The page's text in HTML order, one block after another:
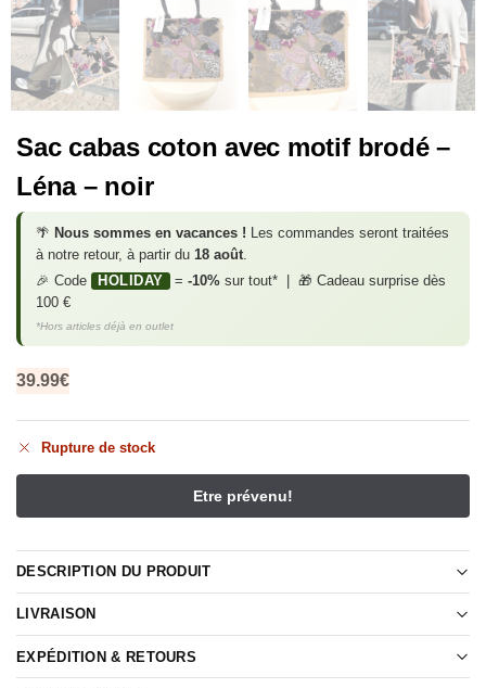
Sac cabas coton avec motif brodé –
Léna – noir
🌴 Nous sommes en vacances ! Les commandes seront traitées
à notre retour, à partir du 18 août.
🎉 Code
HOLIDAY = -10%sur tout* | 🎁 Cadeau surprise dès
100 €
*Hors articles déjà en outlet
39.99€
Rupture de stock
DESCRIPTION DU PRODUIT
LIVRAISON
EXPÉDITION & RETOURS